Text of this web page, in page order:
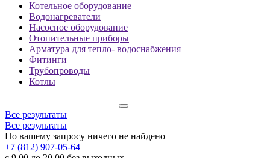
Котельное оборудование
Водонагреватели
Насосное оборудование
Отопительные приборы
Арматура для тепло- водоснабжения
Фитинги
Трубопроводы
Котлы
Все результаты
Все результаты
По вашему запросу ничего не найдено
+7 (812) 907-05-64